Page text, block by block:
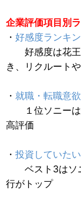
企業評価項目別
・ 好感度ランキ
好感度は花王
き、リクルート
・ 就職・転職意
１位ソニーは
高評価
・ 投資していた
ベスト3はソニ
行がトップ